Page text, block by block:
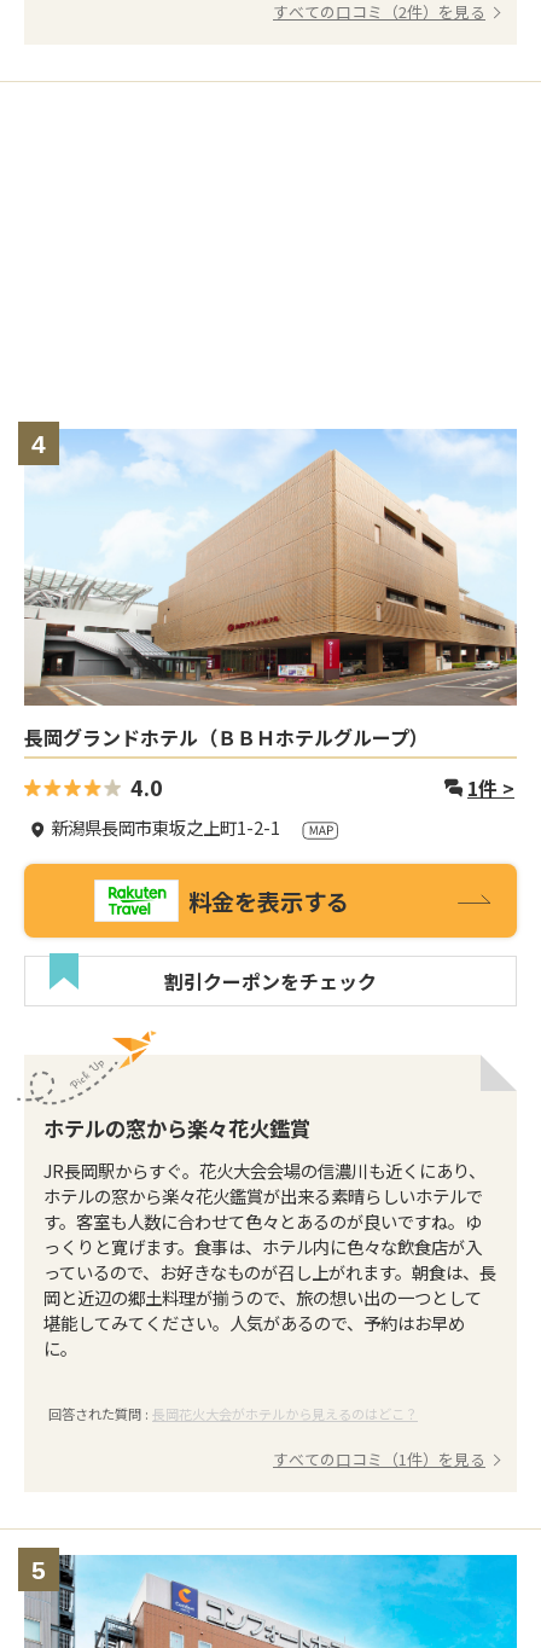
すべての口コミ（2件）を見る
4
長岡グランドホテル（ＢＢＨホテルグループ）
4.0 1件 >
新潟県長岡市東坂之上町1-2-1
料金を表示する
割引クーポンをチェック
ホテルの窓から楽々花火鑑賞
JR長岡駅からすぐ。花火大会会場の信濃川も近くにあり、
ホテルの窓から楽々花火鑑賞が出来る素晴らしいホテルで
す。客室も人数に合わせて色々とあるのが良いですね。ゆ
っくりと寛げます。食事は、ホテル内に色々な飲食店が入
っているので、お好きなものが召し上がれます。朝食は、長
岡と近辺の郷土料理が揃うので、旅の想い出の一つとして
堪能してみてください。人気があるので、予約はお早め
に。
回答された質問 : 長岡花火大会がホテルから見えるのはどこ？
すべての口コミ（1件）を見る
5